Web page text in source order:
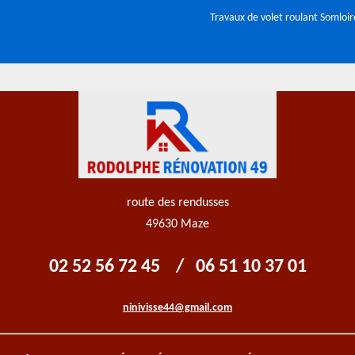
Travaux de volet roulant
route des rendusses
49630 Maze
02 52 56 72 45 / 06 51 10 37 01
ninivisse44@gmail.com